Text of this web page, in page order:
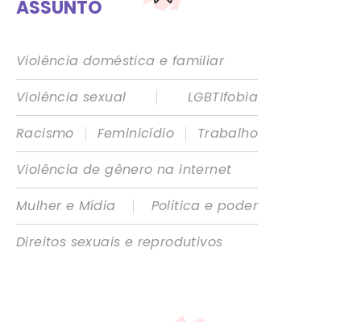
ASSUNTO
Violência doméstica e familiar
Violência sexual
|
LGBTIfobia
Racismo
| Feminicídio |
Trabalho
Violência de gênero na internet
Mulher e Mídia
|
Política e poder
Direitos sexuais e reprodutivos